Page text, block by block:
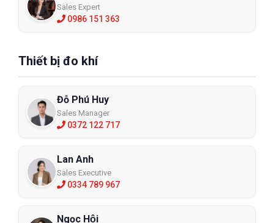
Sales Expert
0986 151 363
Thiết bị đo khí
Đỗ Phú Huy
Sales Manager
0372 122 717
Lan Anh
Sales Executive
0334 789 967
Ngọc Hội